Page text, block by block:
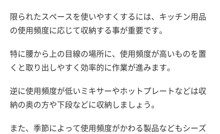
限られたスペースを使いやすくするには、キッチン用品
の使用頻度に応じて収納する事が重要です。
特に腰から上の目線の場所に、使用頻度が高いものを置
くと取り出しやすく効率的に作業が進みます。
逆に使用頻度が低いミキサーやホットプレートなどは収
納の奥の方や下段などに収納しましょう。
また、季節によって使用頻度がかわる製品などもシーズ